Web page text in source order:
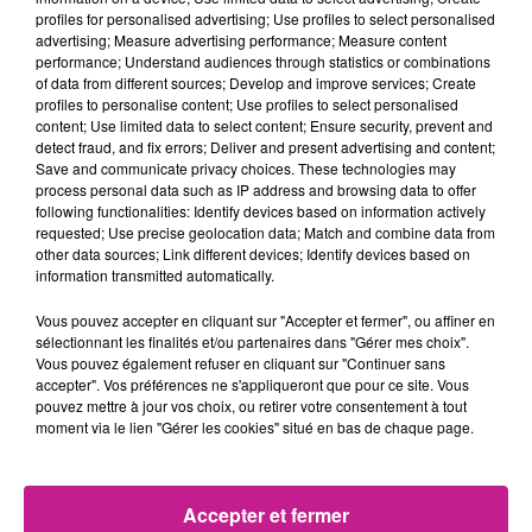
au Zénith de Strasbourg)
Notons que lors de cette vague de nomination,d’autres
personnalités ont eu droit à cet honneur dont la chanteuse et
comédienne Camélia Jordana, l'acteur et réalisateur Franck
Gastambide, le chorégraphe Mehdi Kerkouche, l'artiste Zaho
de Sagazan.
TITRES DIFFUSÉS Voir plus
13h31
13h31
profiles for personalised advertising; Use profiles to select personalised
advertising; Measure advertising performance; Measure content
performance; Understand audiences through statistics or combinations
of data from different sources; Develop and improve services; Create
profiles to personalise content; Use profiles to select personalised
content; Use limited data to select content; Ensure security, prevent and
detect fraud, and fix errors; Deliver and present advertising and content;
Save and communicate privacy choices. These technologies may
process personal data such as IP address and browsing data to offer
following functionalities: Identify devices based on information actively
requested; Use precise geolocation data; Match and combine data from
other data sources; Link different devices; Identify devices based on
information transmitted automatically.
Vous pouvez accepter en cliquant sur "Accepter et fermer", ou affiner en
sélectionnant les finalités et/ou partenaires dans "Gérer mes choix".
Vous pouvez également refuser en cliquant sur "Continuer sans
accepter". Vos préférences ne s'appliqueront que pour ce site. Vous
pouvez mettre à jour vos choix, ou retirer votre consentement à tout
moment via le lien "Gérer les cookies" situé en bas de chaque page.
Accepter et fermer